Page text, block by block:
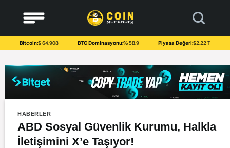
content
Bitcoin:$ 64.908 BTC Dominasyonu:% 58.9 Piyasa Değeri:$2.22 T
HABERLER
ABD Sosyal Güvenlik Kurumu, Halkla
İletişimini X’e Taşıyor!